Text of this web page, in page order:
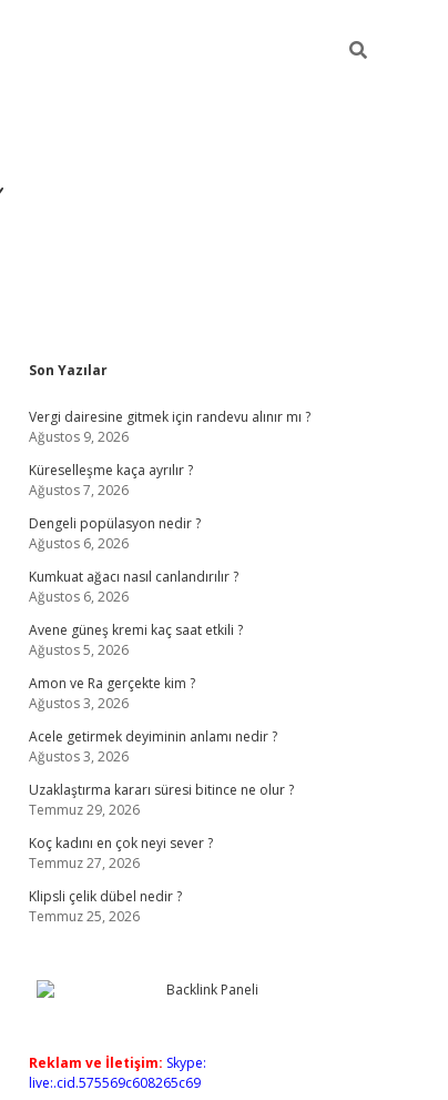
Sidebar
Son Yazılar
Vergi dairesine gitmek için randevu alınır mı ?
Ağustos 9, 2026
Küreselleşme kaça ayrılır ?
Ağustos 7, 2026
Dengeli popülasyon nedir ?
Ağustos 6, 2026
Kumkuat ağacı nasıl canlandırılır ?
Ağustos 6, 2026
Avene güneş kremi kaç saat etkili ?
Ağustos 5, 2026
Amon ve Ra gerçekte kim ?
Ağustos 3, 2026
Acele getirmek deyiminin anlamı nedir ?
Ağustos 3, 2026
Uzaklaştırma kararı süresi bitince ne olur ?
Temmuz 29, 2026
Koç kadını en çok neyi sever ?
Temmuz 27, 2026
Klipsli çelik dübel nedir ?
Temmuz 25, 2026
Reklam ve İletişim: Skype:
live:.cid.575569c608265c69